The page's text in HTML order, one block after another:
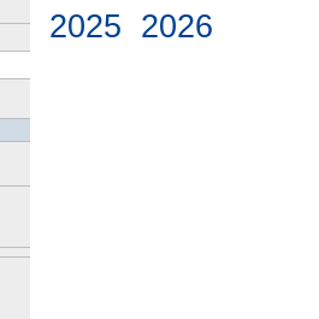
2025 2026